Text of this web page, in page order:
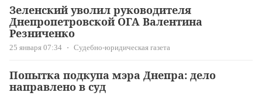
Зеленский уволил руководителя
Днепропетровской ОГА Валентина
Резниченко
25 января 07:34 Судебно-юридическая газета
Попытка подкупа мэра Днепра: дело
направлено в суд